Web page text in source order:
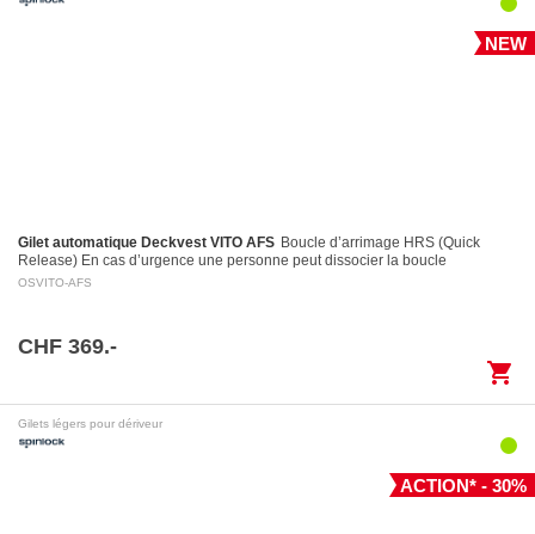
NEW
Gilet automatique Deckvest VITO AFS Boucle d’arrimage HRS (Quick
Release) En cas d’urgence une personne peut dissocier la boucle
d’arrimage en tirant sur la poignée d’activation…
OSVITO-AFS
CHF 369.-
shopping_cart
Gilets légers pour dériveur
ACTION* - 30%